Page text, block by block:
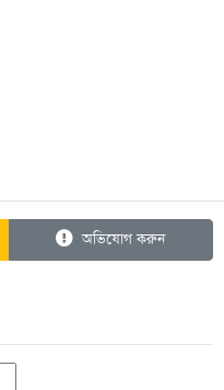
অভিযোগ করুন